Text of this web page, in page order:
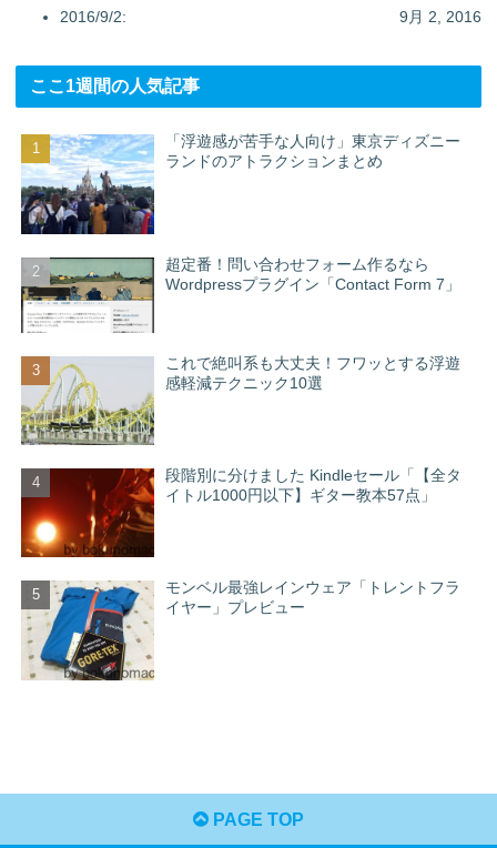
9月 2, 2016
2016/9/2:
ここ1週間の人気記事
「浮遊感が苦手な人向け」東京ディズニー
ランドのアトラクションまとめ
超定番！問い合わせフォーム作るなら
Wordpressプラグイン「Contact Form 7」
これで絶叫系も大丈夫！フワッとする浮遊
感軽減テクニック10選
段階別に分けました Kindleセール「【全タ
イトル1000円以下】ギター教本57点」
モンベル最強レインウェア「トレントフラ
イヤー」プレビュー
PAGE TOP